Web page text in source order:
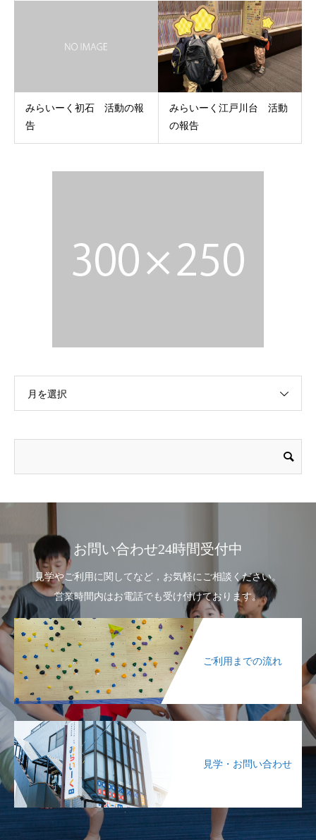
みらいーく初石 活動の報
告
みらいーく江戸川台 活動
の報告
月を選択
お問い合わせ24時間受付中
見学やご利用に関してなど，お気軽にご相談ください。
営業時間内はお電話でも受け付けております。
ご利用までの流れ
見学・お問い合わせ